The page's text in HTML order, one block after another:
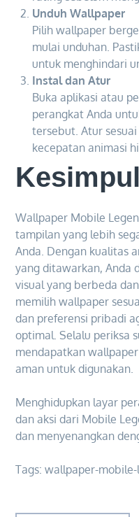
Unduh Wallpaper
Pilih wallpaper
mulai unduhan.
untuk menghindari
Instal dan Atur
Buka aplikasi atau
perangkat Anda
tersebut. Atur
kecepatan animasi
Wallpaper Mobile
tampilan yang lebih
Anda. Dengan kualitas
yang ditawarkan, Anda
visual yang berbeda
memilih wallpaper
dan preferensi pribadi
optimal. Selalu periksa
mendapatkan
aman untuk digunakan.
Menghidupkan layar
dan aksi dari Mobile
dan menyenangkan
Tags:wallpaper-